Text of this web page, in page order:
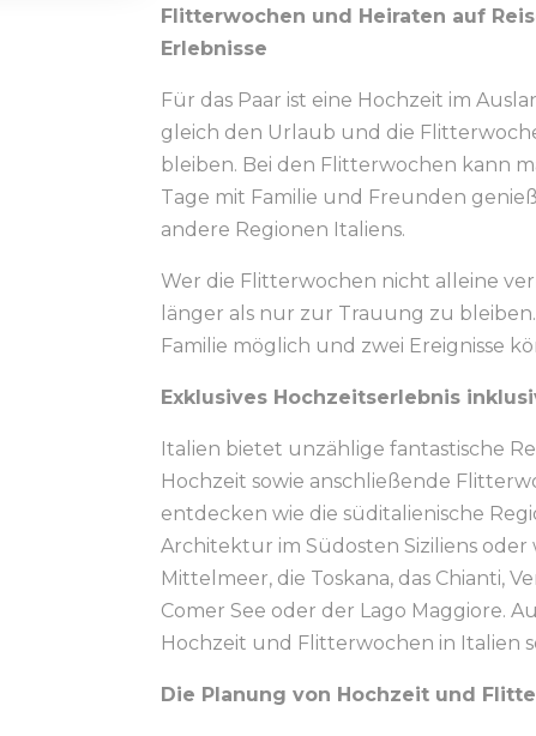
Flitterwochen und Heiraten auf
Erlebnisse
Für das Paar ist eine Hochzeit im
gleich den Urlaub und die
bleiben. Bei den Flitterwochen kann
Tage mit Familie und Freunden
andere Regionen Italiens.
Wer die Flitterwochen nicht alleine
länger als nur zur Trauung zu
Familie möglich und zwei Ereignisse
Exklusives Hochzeitserlebnis
Italien bietet unzählige fantastische
Hochzeit sowie anschließende
entdecken wie die süditalienische
Architektur im Südosten Siziliens oder
Mittelmeer, die Toskana, das Chianti,
Comer See oder der Lago Maggiore.
Hochzeit und Flitterwochen in Italien
Die Planung von Hochzeit und